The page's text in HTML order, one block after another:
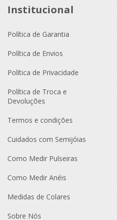
Institucional
Política de Garantia
Política de Envios
Política de Privacidade
Política de Troca e
Devoluções
Termos e condições
Cuidados com Semijóias
Como Medir Pulseiras
Como Medir Anéis
Medidas de Colares
Sobre Nós